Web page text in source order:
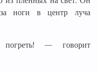
ноги в центр луча
— говорит